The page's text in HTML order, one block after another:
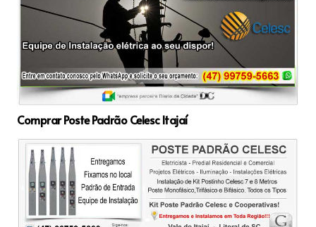
Comprar Poste Padrão Celesc Itajaí